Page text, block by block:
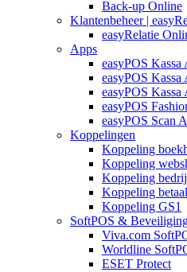
Back-up Online
Klantenbeheer |
easyRelatie
Apps
easyPOS Kassa
easyPOS Kassa
easyPOS Kassa
easyPOS
easyPOS Scan
Koppelingen
Koppeling
Koppeling
Koppeling
Koppeling
Koppeling GS1
SoftPOS &
Viva.com
Worldline
ESET Protect